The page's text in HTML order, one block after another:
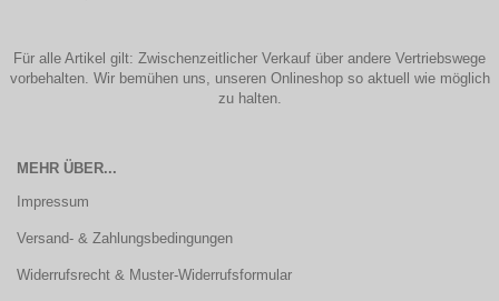
Für alle Artikel gilt: Zwischenzeitlicher Verkauf über andere Vertriebswege
vorbehalten. Wir bemühen uns, unseren Onlineshop so aktuell wie möglich
zu halten.
MEHR ÜBER...
Impressum
Versand- & Zahlungsbedingungen
Widerrufsrecht & Muster-Widerrufsformular